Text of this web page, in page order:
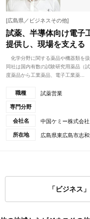
[広島県／ビジネスその他]
試薬、半導体向け電子
提供し、現場を支える
化学分野に関する薬品や機器類を
同社は国内有数の試験研究用薬品（
度薬品から工業薬品、電子工業薬...
職種 試薬営業
専門分野
会社名 中国ケミー株式会社
所在地 広島県東広島市志
「ビジネス